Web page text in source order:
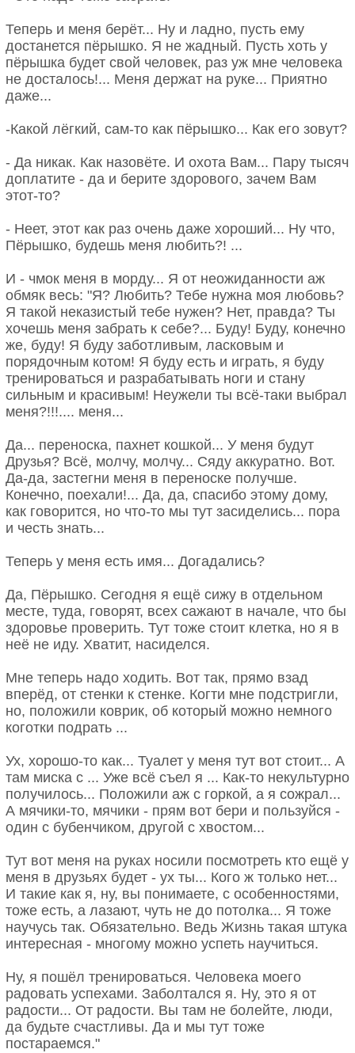
Теперь и меня берёт... Ну и ладно, пусть ему
достанется пёрышко. Я не жадный. Пусть хоть у
пёрышка будет свой человек, раз уж мне человека
не досталось!... Меня держат на руке... Приятно
даже...
-Какой лёгкий, сам-то как пёрышко... Как его зовут?
- Да никак. Как назовёте. И охота Вам... Пару тысяч
доплатите - да и берите здорового, зачем Вам
этот-то?
- Неет, этот как раз очень даже хороший... Ну что,
Пёрышко, будешь меня любить?! ...
И - чмок меня в морду... Я от неожиданности аж
обмяк весь: "Я? Любить? Тебе нужна моя любовь?
Я такой неказистый тебе нужен? Нет, правда? Ты
хочешь меня забрать к себе?... Буду! Буду, конечно
же, буду! Я буду заботливым, ласковым и
порядочным котом! Я буду есть и играть, я буду
тренироваться и разрабатывать ноги и стану
сильным и красивым! Неужели ты всё-таки выбрал
меня?!!!.... меня...
Да... переноска, пахнет кошкой... У меня будут
Друзья? Всё, молчу, молчу... Сяду аккуратно. Вот.
Да-да, застегни меня в переноске получше.
Конечно, поехали!... Да, да, спасибо этому дому,
как говорится, но что-то мы тут засиделись... пора
и честь знать...
Теперь у меня есть имя... Догадались?
Да, Пёрышко. Сегодня я ещё сижу в отдельном
месте, туда, говорят, всех сажают в начале, что бы
здоровье проверить. Тут тоже стоит клетка, но я в
неё не иду. Хватит, насиделся.
Мне теперь надо ходить. Вот так, прямо взад
вперёд, от стенки к стенке. Когти мне подстригли,
но, положили коврик, об который можно немного
коготки подрать ...
Ух, хорошо-то как... Туалет у меня тут вот стоит... А
там миска с ... Уже всё съел я ... Как-то некультурно
получилось... Положили аж с горкой, а я сожрал...
А мячики-то, мячики - прям вот бери и пользуйся -
один с бубенчиком, другой с хвостом...
Тут вот меня на руках носили посмотреть кто ещё у
меня в друзьях будет - ух ты... Кого ж только нет...
И такие как я, ну, вы понимаете, с особенностями,
тоже есть, а лазают, чуть не до потолка... Я тоже
научусь так. Обязательно. Ведь Жизнь такая штука
интересная - многому можно успеть научиться.
Ну, я пошёл тренироваться. Человека моего
радовать успехами. Заболтался я. Ну, это я от
радости... От радости. Вы там не болейте, люди,
да будьте счастливы. Да и мы тут тоже
постараемся."